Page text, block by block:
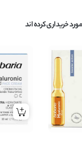
خریداری کرده اند